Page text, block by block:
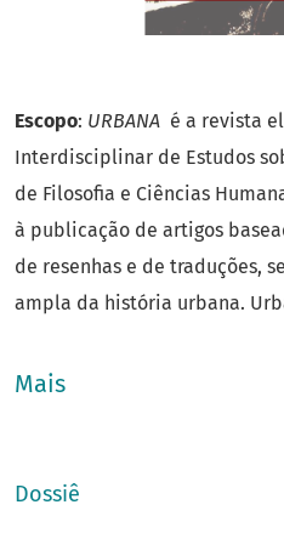
Escopo: URBANA é a revista
Interdisciplinar de Estudos
de Filosofia e Ciências
à publicação de artigos
de resenhas e de traduções,
ampla da história urbana.
contribuições destinadas ao
cidade e do urbanismo,
Mais
Dossiê